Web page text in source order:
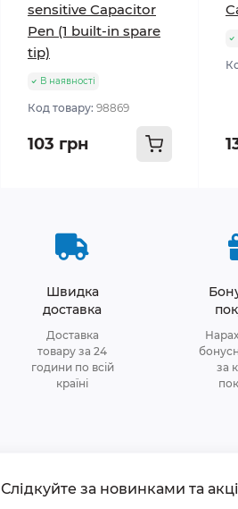
sensitive Capacitor
Pen (1 built-in spare
tip)
В наявності
Код товару: 98869
103 грн
Швидка
доставка
Доставка
товару за 24
години по всій
країні
за
Слідкуйте за новинками та